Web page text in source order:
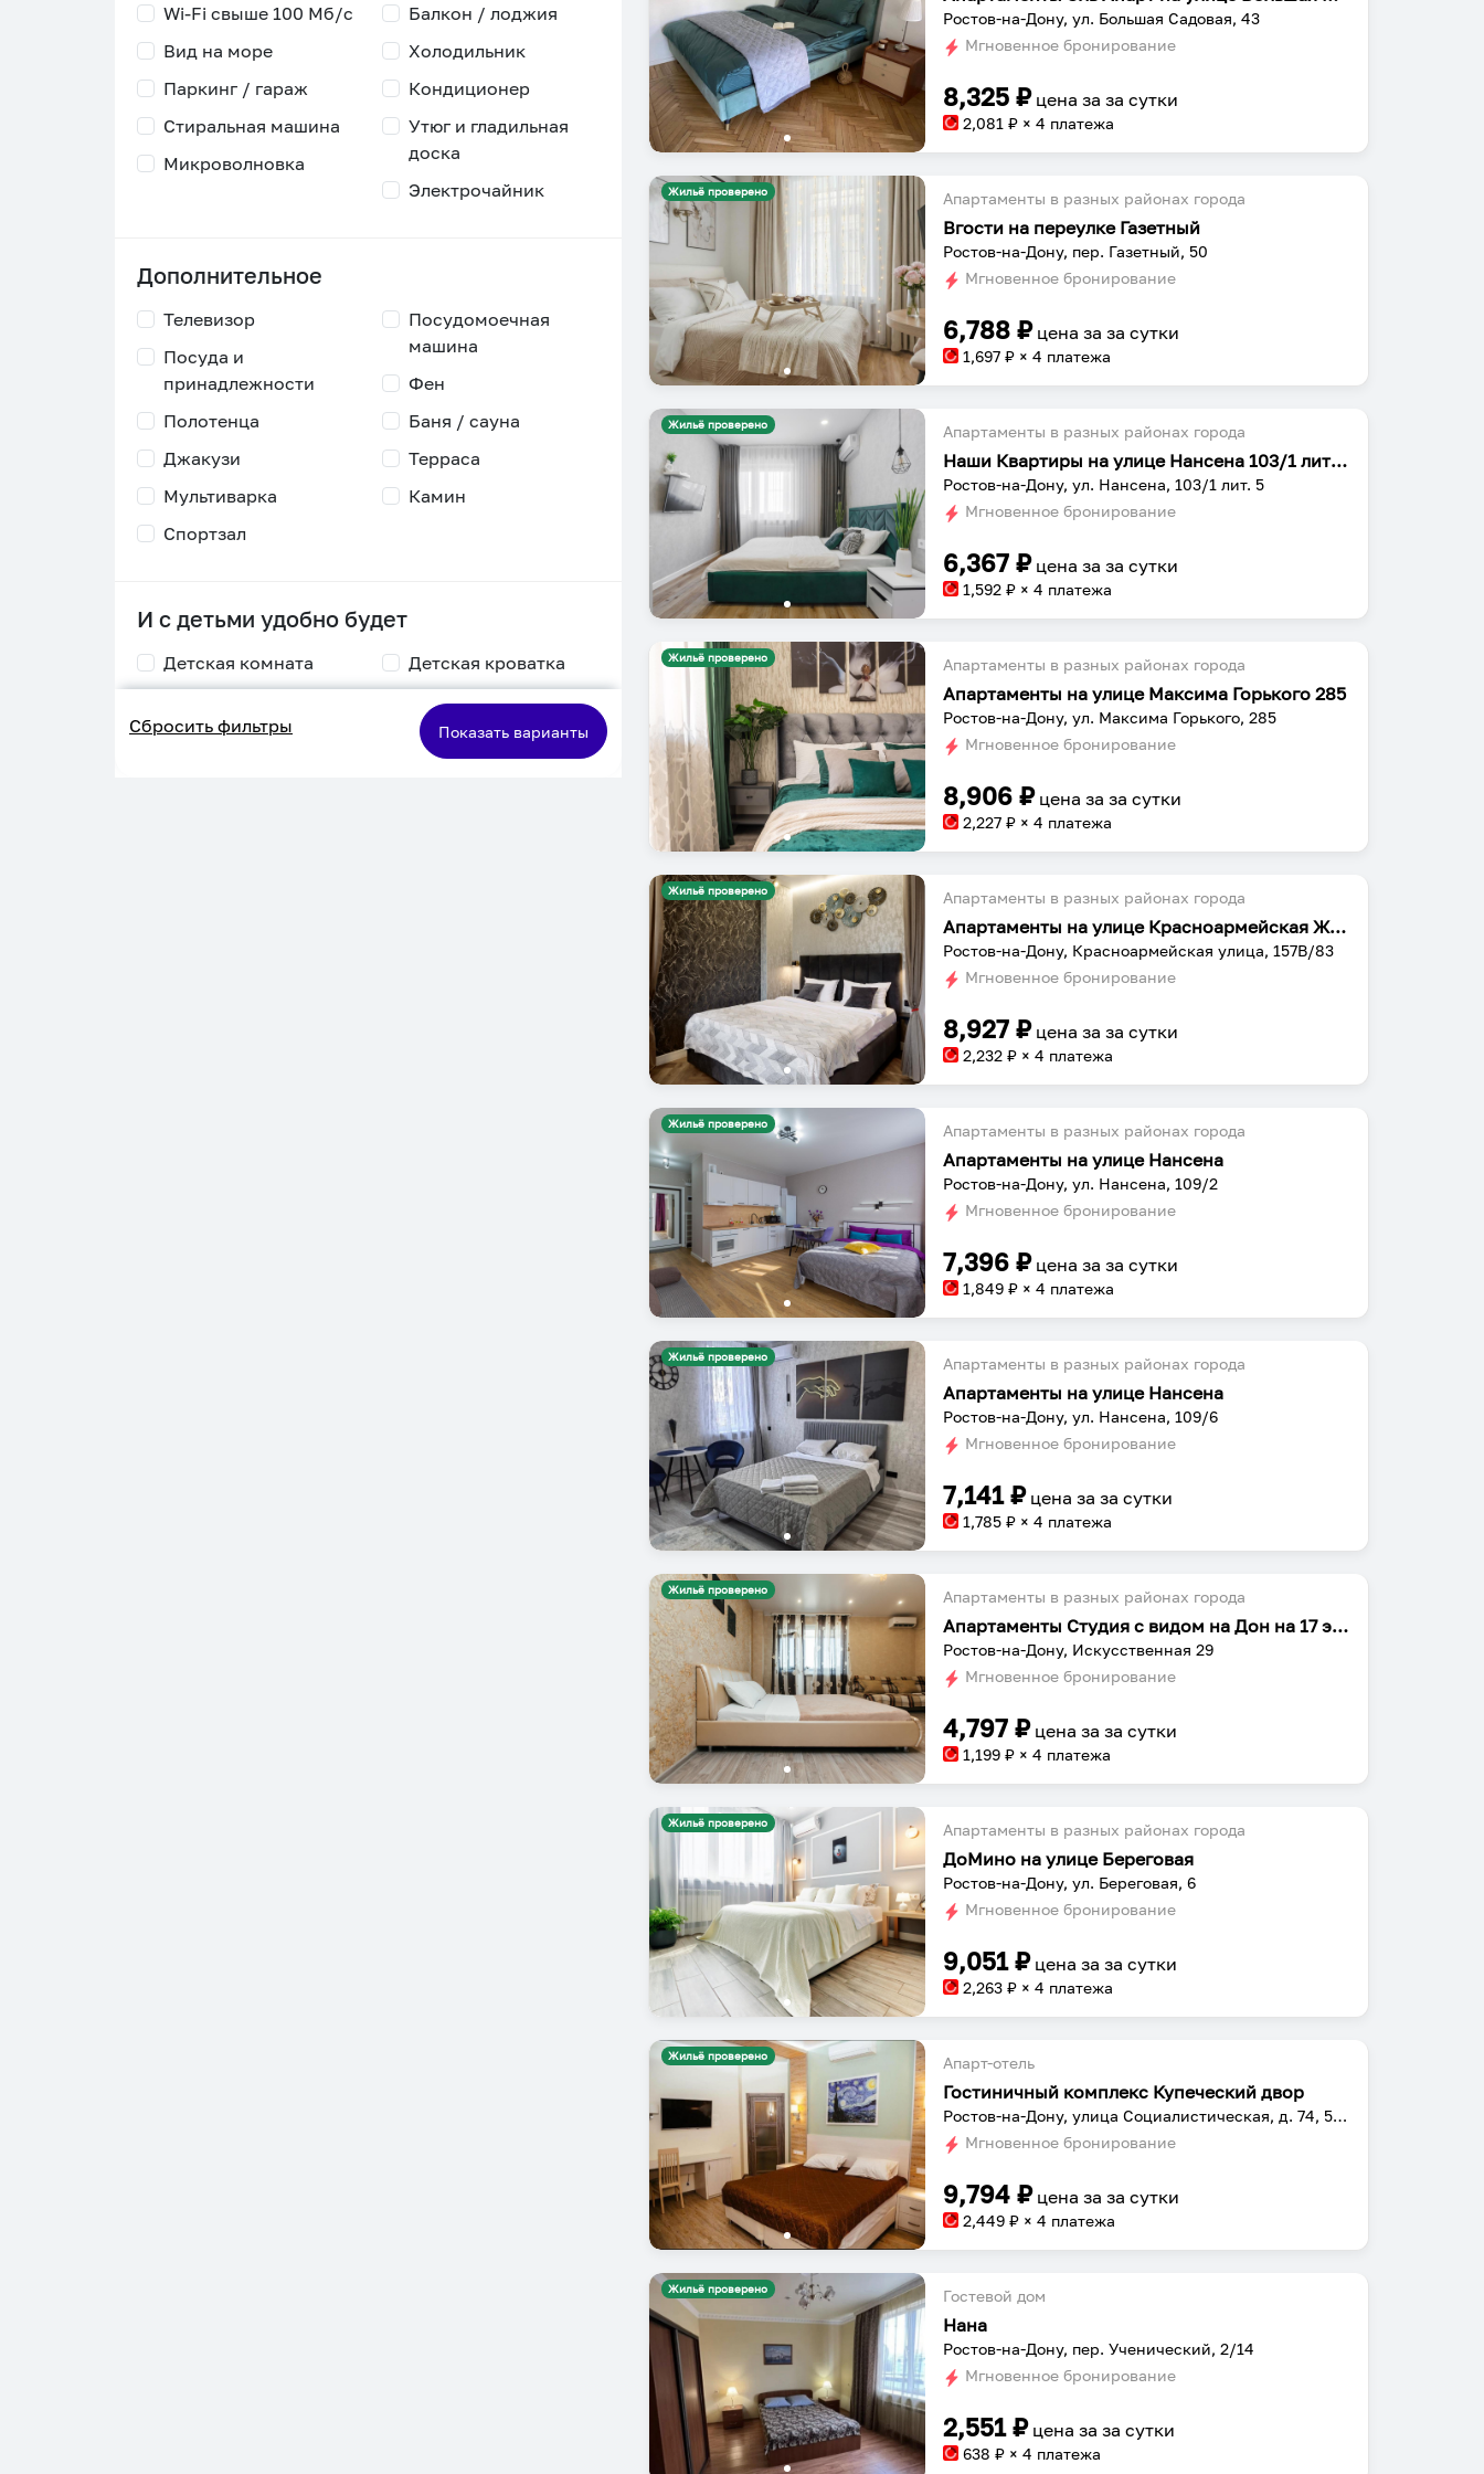
Wi-Fi свыше 100 Мб/с
Балкон / лоджия
Вид на море
Паркинг / гараж
Холодильник
Кондиционер
Стиральная машина
Микроволновка
Утюг и гладильная
доска
Электрочайник
Дополнительное
Телевизор
Посуда и
принадлежности
Посудомоечная
машина
Фен
Полотенца
Джакузи
Баня / сауна
Терраса
Мультиварка
Спортзал
Камин
И с детьми удобно будет
Детская комната
кормления
Детская кроватка
Двухъярусная
кровать
Сбросить фильтры Показать варианты
Ростов-на-Дону, ул. Большая Садовая, 43
Мгновенное бронирование
8,325 ₽ цена заза сутки
2,081 ₽ × 4 платежа
Жильё проверено Апартаменты в разных районах города
Вгости на переулке Газетный
Ростов-на-Дону, пер. Газетный, 50
Мгновенное бронирование
6,788 ₽ цена заза сутки
1,697 ₽ × 4 платежа
Жильё проверено Апартаменты в разных районах города
Наши Квартиры на улице Нансена 103/1 литера 5
Ростов-на-Дону, ул. Нансена, 103/1 лит. 5
Мгновенное бронирование
6,367 ₽ цена заза сутки
1,592 ₽ × 4 платежа
Жильё проверено Апартаменты в разных районах города
Апартаменты на улице Максима Горького 285
Ростов-на-Дону, ул. Максима Горького, 285
Мгновенное бронирование
8,906 ₽ цена заза сутки
2,227 ₽ × 4 платежа
Жильё проверено Апартаменты в разных районах города
Апартаменты на улице Красноармейская ЖК Рубин
Ростов-на-Дону, Красноармейская улица, 157В/83
Мгновенное бронирование
8,927 ₽ цена заза сутки
2,232 ₽ × 4 платежа
Жильё проверено Апартаменты в разных районах города
Апартаменты на улице Нансена
Ростов-на-Дону, ул. Нансена, 109/2
Мгновенное бронирование
7,396 ₽ цена заза сутки
1,849 ₽ × 4 платежа
Жильё проверено Апартаменты в разных районах города
Апартаменты на улице Нансена
Ростов-на-Дону, ул. Нансена, 109/6
Мгновенное бронирование
7,141₽ цена заза сутки
1,785 ₽ × 4 платежа
Жильё проверено Апартаменты в разных районах города
Апартаменты Студия с видом на Дон на 17 этаж
Ростов-на-Дону, Искусственная 29
Мгновенное бронирование
4,797 ₽ цена заза сутки
1,199 ₽ × 4 платежа
Жильё проверено Апартаменты в разных районах города
ДоМино на улице Береговая
Ростов-на-Дону, ул. Береговая, 6
Мгновенное бронирование
9,051₽ цена заза сутки
2,263 ₽ × 4 платежа
Жильё проверено Апарт-отель
Гостиничный комплекс Купеческий двор
Ростов-на-Дону, улица Социалистическая, д. 74, 5 этаж
Мгновенное бронирование
9,794 ₽ цена заза сутки
2,449 ₽ × 4 платежа
Жильё проверено Гостевой дом
Нана
Ростов-на-Дону, пер. Ученический, 2/14
Мгновенное бронирование
2,551₽ цена заза сутки
638 ₽ × 4 платежа